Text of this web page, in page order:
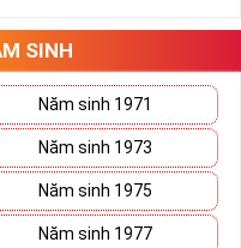
SINH
Năm sinh 1971
Năm sinh 1973
Năm sinh 1975
Năm sinh 1977